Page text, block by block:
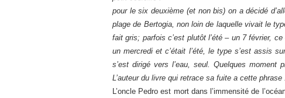
pour le six deuxième (et non bis) on a décidé
plage de Bertogia, non loin de laquelle vivait le
fait gris; parfois c’est plutôt l’été – un 7 février,
un mercredi et c’était l’été, le type s’est assis
s’est dirigé vers l’eau, seul. Quelques
L’auteur du livre qui retrace sa fuite a cette phrase
L’oncle Pedro est mort dans l’immensité de